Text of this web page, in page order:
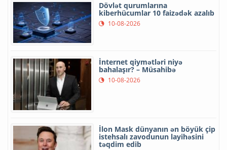
Dövlət qurumlarına
kiberhücumlar 10 faizədək azalıb
10-08-2026
İnternet qiymətləri niyə
bahalaşır? – Müsahibə
10-08-2026
İlon Mask dünyanın ən böyük çip
istehsalı zavodunun layihəsini
təqdim edib